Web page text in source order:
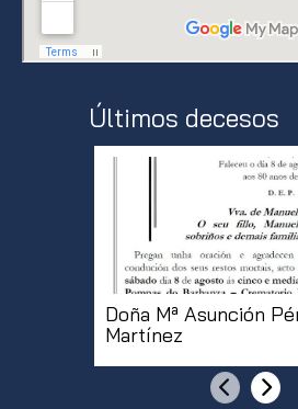
Últimos decesos
Doña Mª Asunción
Martínez
Anterior